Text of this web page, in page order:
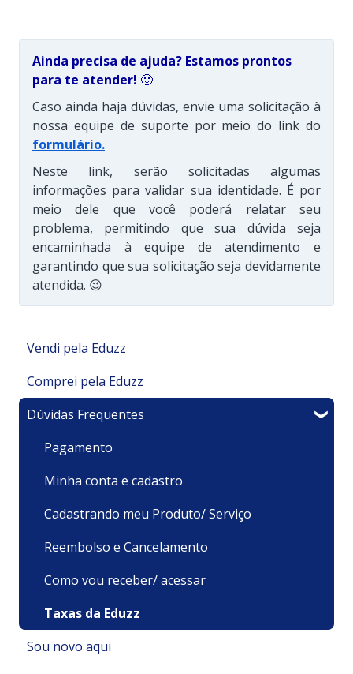
Ainda precisa de ajuda? Estamos prontos
para te atender! 🙂
Caso ainda haja dúvidas, envie uma solicitação à
nossa equipe de suporte por meio do link do
formulário.
Neste link, serão solicitadas algumas
informações para validar sua identidade. É por
meio dele que você poderá relatar seu
problema, permitindo que sua dúvida seja
encaminhada à equipe de atendimento e
garantindo que sua solicitação seja devidamente
atendida. 😉
Vendi pela Eduzz
Minha Área de Membros
Integrações
Financeiro
Meu produto é um Evento
Sou um afiliado
Assinaturas e Clubes de Assinatura
Minha Página de Vendas
Meu produto é um Curso/ Vídeo
Pixel, Rastreamento e UTM
Comprei pela Eduzz
Suporte Técnico
Pagamentos e Faturamento
Minha Conta
Recursos
Minhas Compras/ Acesso
Dúvidas Frequentes
Pagamento
Minha conta e cadastro
Cadastrando meu Produto/ Serviço
Reembolso e Cancelamento
Como vou receber/ acessar
Taxas da Eduzz
Sou novo aqui